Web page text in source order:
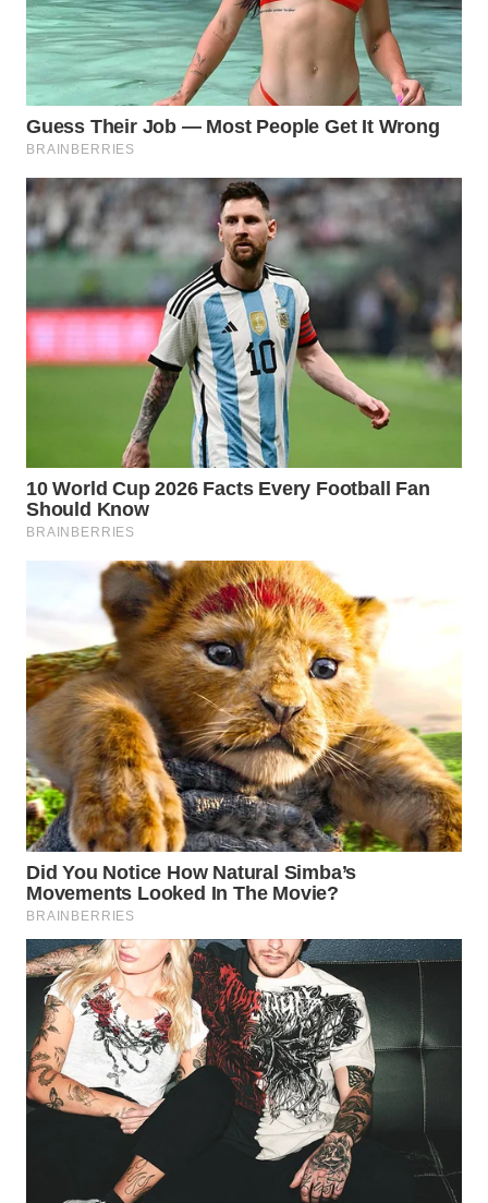
WN
BINJAI
WN
WN
INDRAMAYU
WN
KUNINGAN
WN
SUBANG
SUKABUMI
PURWAKARTA
WN
PRIANGAN
TIMUR
WN
SEMARANG
WN
SOLO
WN
BOROBUDUR
WN
MADURA